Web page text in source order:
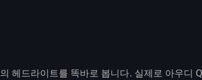
드라이트를 똑바로 봅니다. 실제로 아우디